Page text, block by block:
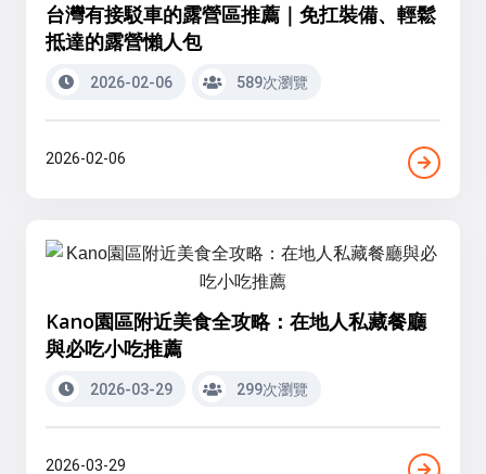
台灣有接駁車的露營區推薦｜免扛裝備、輕鬆
抵達的露營懶人包
2026-02-06 589次瀏覽
2026-02-06
Kano園區附近美食全攻略：在地人私藏餐廳
與必吃小吃推薦
2026-03-29 299次瀏覽
2026-03-29